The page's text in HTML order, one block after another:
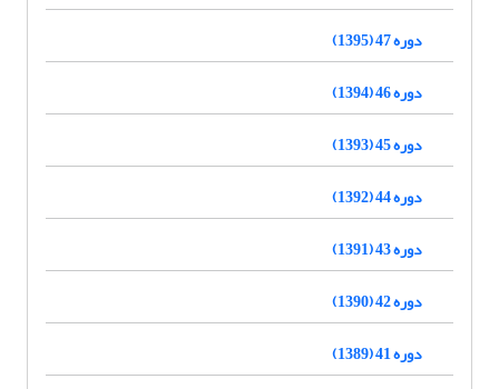
دوره 47 (1395)
دوره 46 (1394)
دوره 45 (1393)
دوره 44 (1392)
دوره 43 (1391)
دوره 42 (1390)
دوره 41 (1389)